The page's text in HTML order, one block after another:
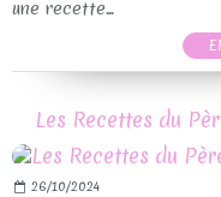
une recette...
Les Recettes du
26/10/2024